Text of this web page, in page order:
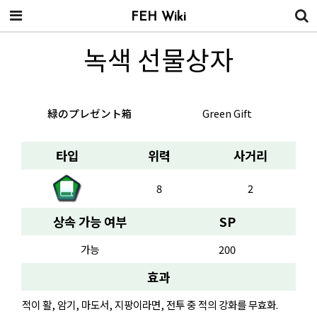
녹색 선물상자
緑のプレゼント箱 Green Gift
타입 위력 사거리
8 2
상속 가능 여부 SP
가능 200
효과
적이 활, 암기, 마도서, 지팡이라면, 전투 중 적의 강화를 무효화.
FEH Wiki